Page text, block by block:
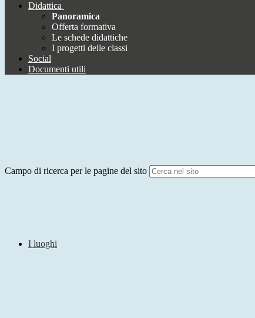
Didattica
Panoramica
Offerta formativa
Le schede didattiche
I progetti delle classi
Social
Documenti utili
Campo di ricerca per le pagine del sito
I luoghi